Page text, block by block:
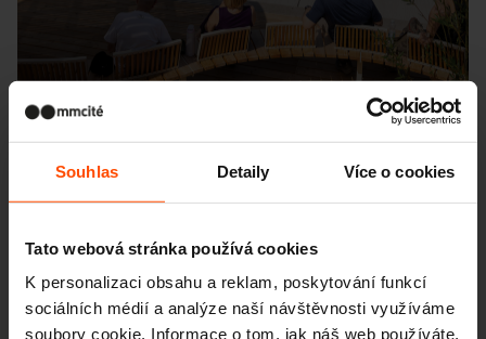
Souhlas Detaily Více o cookies
Tato webová stránka používá cookies
K personalizaci obsahu a reklam, poskytování funkcí
sociálních médií a analýze naší návštěvnosti využíváme
soubory cookie. Informace o tom, jak náš web používáte,
Seattle – Popup park